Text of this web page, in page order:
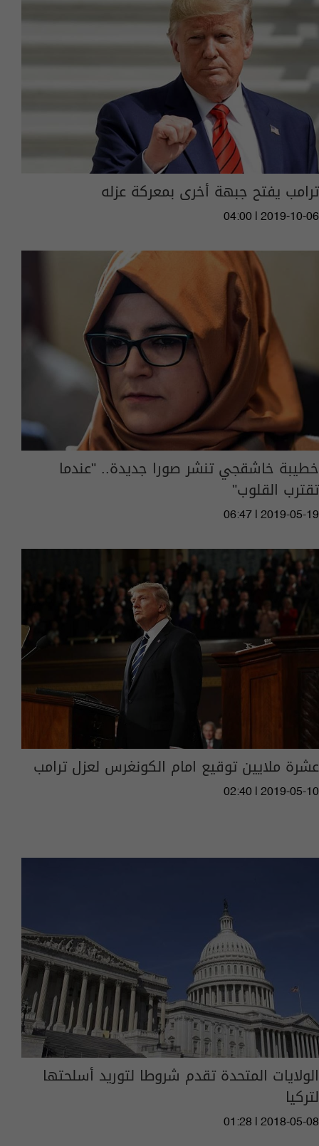
ترامب يفتح جبهة أخرى بمعركة عزله
04:00 | 2019-10-06
خطيبة خاشقجي تنشر صورا جديدة.. "عندما
تقترب القلوب"
06:47 | 2019-05-19
عشرة ملايين توقيع امام الكونغرس لعزل ترامب
02:40 | 2019-05-10
الولايات المتحدة تقدم شروطا لتوريد أسلحتها
لتركيا
01:28 | 2018-05-08